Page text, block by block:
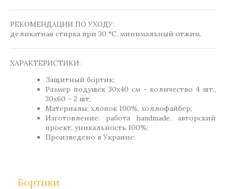
РЕКОМЕНДАЦИИ ПО УХОДУ:
деликатная стирка при 30 °C, минимальный отжим.
ХАРАКТЕРИСТИКИ:
Защитный бортик;
Размер подушек 30х40 см - количество 4 шт.,
30х60 – 2 шт;
Материалы: хлопок 100%, холлофайбер;
Изготовление: работа handmade, авторский
проект, уникальность 100%;
Произведено в Украине.
Бортики